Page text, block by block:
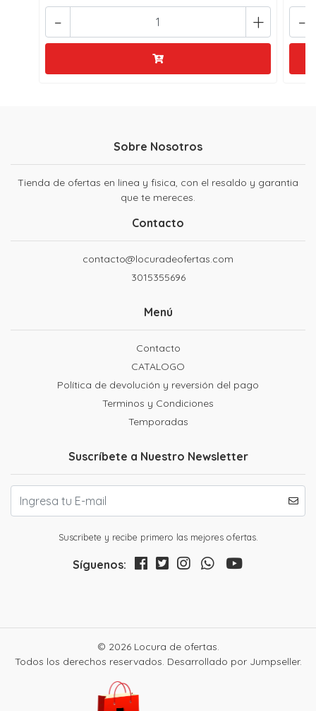
+
- -
Sobre Nosotros
Tienda de ofertas en linea y fisica, con el resaldo y garantia
que te mereces.
Contacto
contacto@locuradeofertas.com
3015355696
Menú
Contacto
CATALOGO
Política de devolución y reversión del pago
Terminos y Condiciones
Temporadas
Suscríbete a Nuestro Newsletter
Suscribete y recibe primero las mejores ofertas.
Síguenos:
© 2026 Locura de ofertas.
Todos los derechos reservados. Desarrollado por Jumpseller.